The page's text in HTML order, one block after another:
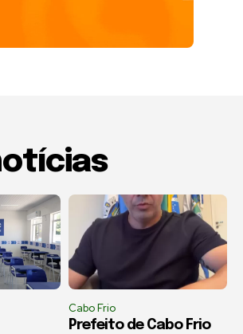
Cabo Frio
Prefeito de Cabo Frio